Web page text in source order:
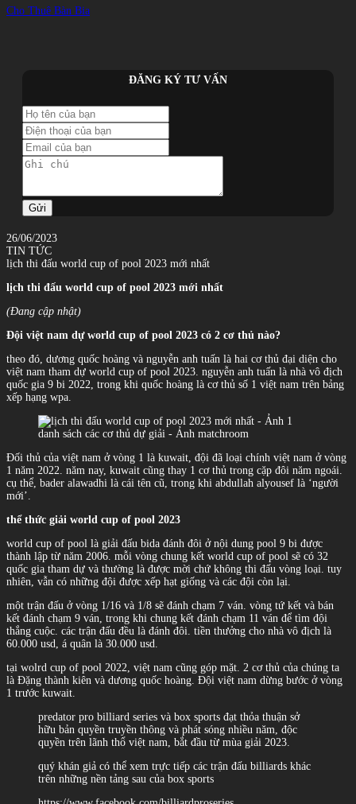
Cho Thuê Bàn Bia
ĐĂNG KÝ TƯ VẤN
Gửi
26/06/2023
TIN TỨC
lịch thi đấu world cup of pool 2023 mới nhất
lịch thi đấu world cup of pool 2023 mới nhất
(Đang cập nhật)
Đội việt nam dự world cup of pool 2023 có 2 cơ thủ nào?
theo đó, dương quốc hoàng và nguyễn anh tuấn là hai cơ thủ đại diện cho
việt nam tham dự world cup of pool 2023. nguyễn anh tuấn là nhà vô địch
quốc gia 9 bi 2022, trong khi quốc hoàng là cơ thủ số 1 việt nam trên bảng
xếp hạng wpa.
danh sách các cơ thủ dự giải - Ảnh matchroom
Đối thủ của việt nam ở vòng 1 là kuwait, đội đã loại chính việt nam ở vòng
1 năm 2022. năm nay, kuwait cũng thay 1 cơ thủ trong cặp đôi năm ngoái.
cụ thể, bader alawadhi là cái tên cũ, trong khi abdullah alyousef là ‘người
mới’.
thể thức giải world cup of pool 2023
world cup of pool là giải đấu bida đánh đôi ở nội dung pool 9 bi được
thành lập từ năm 2006. mỗi vòng chung kết world cup of pool sẽ có 32
quốc gia tham dự và thường là được mời chứ không thi đấu vòng loại. tuy
nhiên, vẫn có những đội được xếp hạt giống và các đội còn lại.
một trận đấu ở vòng 1/16 và 1/8 sẽ đánh chạm 7 ván. vòng tứ kết và bán
kết đánh chạm 9 ván, trong khi chung kết đánh chạm 11 ván để tìm đội
thắng cuộc. các trận đấu đều là đánh đôi. tiền thưởng cho nhà vô địch là
60.000 usd, á quân là 30.000 usd.
tại wolrd cup of pool 2022, việt nam cũng góp mặt. 2 cơ thủ của chúng ta
là Đặng thành kiên và dương quốc hoàng. Đội việt nam dừng bước ở vòng
1 trước kuwait.
predator pro billiard series và box sports đạt thỏa thuận sở
hữu bản quyền truyền thông và phát sóng nhiều năm, độc
quyền trên lãnh thổ việt nam, bắt đầu từ mùa giải 2023.
quý khán giả có thể xem trực tiếp các trận đấu billiards khác
trên những nền tảng sau của box sports